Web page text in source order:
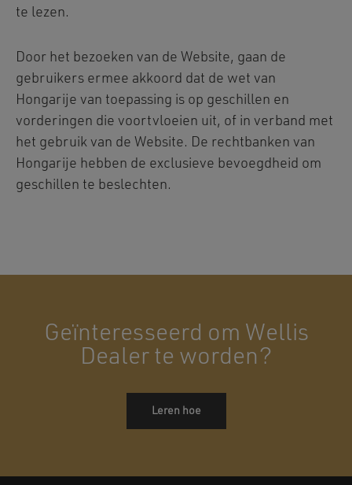
te lezen.
Door het bezoeken van de Website, gaan de
gebruikers ermee akkoord dat de wet van
Hongarije van toepassing is op geschillen en
vorderingen die voortvloeien uit, of in verband met
het gebruik van de Website. De rechtbanken van
Hongarije hebben de exclusieve bevoegdheid om
geschillen te beslechten.
Geïnteresseerd om Wellis
Dealer te worden?
Leren hoe